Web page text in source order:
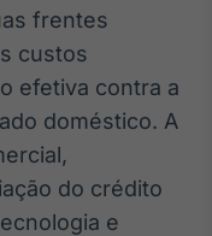
frentes
custos
efetiva contra a
doméstico. A
do crédito
e